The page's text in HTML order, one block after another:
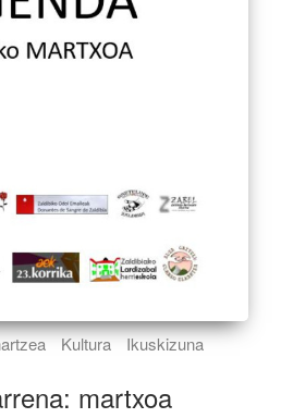
Kultura
Ikuskizuna
martxoa